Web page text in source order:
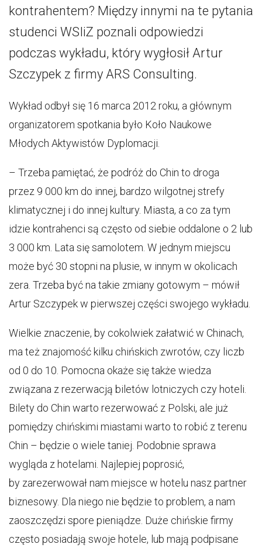
kontrahentem? Między innymi na te pytania
studenci WSIiZ poznali odpowiedzi
podczas wykładu, który wygłosił Artur
Szczypek z firmy ARS Consulting.
Wykład odbył się 16 marca 2012 roku, a głównym
organizatorem spotkania było Koło Naukowe
Młodych Aktywistów Dyplomacji.
– Trzeba pamiętać, że podróż do Chin to droga
przez 9 000 km do innej, bardzo wilgotnej strefy
klimatycznej i do innej kultury. Miasta, a co za tym
idzie kontrahenci są często od siebie oddalone o 2 lub
3 000 km. Lata się samolotem. W jednym miejscu
może być 30 stopni na plusie, w innym w okolicach
zera. Trzeba być na takie zmiany gotowym – mówił
Artur Szczypek w pierwszej części swojego wykładu.
Wielkie znaczenie, by cokolwiek załatwić w Chinach,
ma też znajomość kilku chińskich zwrotów, czy liczb
od 0 do 10. Pomocna okaże się także wiedza
związana z rezerwacją biletów lotniczych czy hoteli.
Bilety do Chin warto rezerwować z Polski, ale już
pomiędzy chińskimi miastami warto to robić z terenu
Chin – będzie o wiele taniej. Podobnie sprawa
wygląda z hotelami. Najlepiej poprosić,
by zarezerwował nam miejsce w hotelu nasz partner
biznesowy. Dla niego nie będzie to problem, a nam
zaoszczędzi spore pieniądze. Duże chińskie firmy
często posiadają swoje hotele, lub mają podpisane